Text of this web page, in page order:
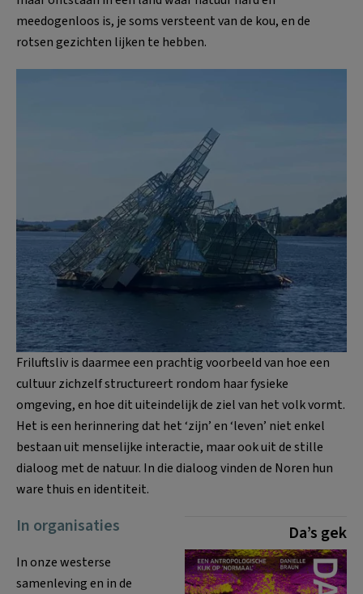
meedogenloos is, je soms versteent van de kou, en de
rotsen gezichten lijken te hebben.
Friluftsliv is daarmee een prachtig voorbeeld van hoe een
cultuur zichzelf structureert rondom haar fysieke
omgeving, en hoe dit uiteindelijk de ziel van het volk vormt.
Het is een herinnering dat het ‘zijn’ en ‘leven’ niet enkel
bestaan uit menselijke interactie, maar ook uit de stille
dialoog met de natuur. In die dialoog vinden de Noren hun
ware thuis en identiteit.
Da’s gek
In organisaties
In onze westerse
samenleving en in de